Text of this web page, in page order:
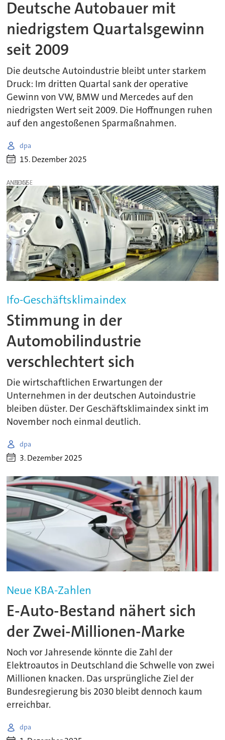
Deutsche Autobauer mit
niedrigstem Quartalsgewinn
seit 2009
Die deutsche Autoindustrie bleibt unter starkem
Druck: Im dritten Quartal sank der operative
Gewinn von VW, BMW und Mercedes auf den
niedrigsten Wert seit 2009. Die Hoffnungen ruhen
auf den angestoßenen Sparmaßnahmen.
dpa
15. Dezember 2025
ANZEIGE
Ifo-Geschäftsklimaindex
Stimmung in der
Automobilindustrie
verschlechtert sich
Die wirtschaftlichen Erwartungen der
Unternehmen in der deutschen Autoindustrie
bleiben düster. Der Geschäftsklimaindex sinkt im
November noch einmal deutlich.
dpa
3. Dezember 2025
Neue KBA-Zahlen
E-Auto-Bestand nähert sich
der Zwei-Millionen-Marke
Noch vor Jahresende könnte die Zahl der
Elektroautos in Deutschland die Schwelle von zwei
Millionen knacken. Das ursprüngliche Ziel der
Bundesregierung bis 2030 bleibt dennoch kaum
erreichbar.
dpa